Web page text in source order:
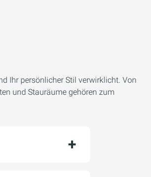
Ihr persönlicher Stil verwirklicht. Von
und Stauräume gehören zum